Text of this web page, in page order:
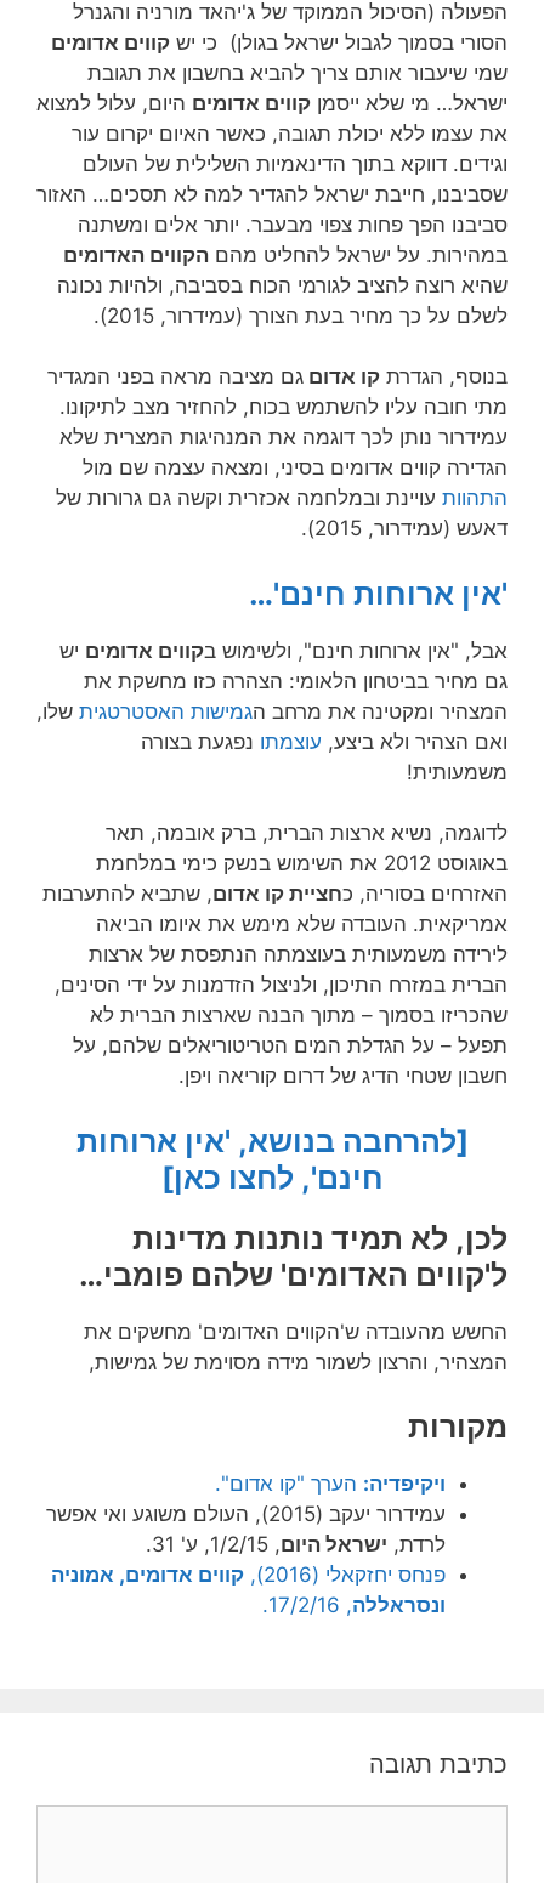
הפעולה (הסיכול הממוקד של ג'יהאד מורניה והגנרל
הסורי בסמוך לגבול ישראל בגולן) כי יש קווים אדומים
שמי שיעבור אותם צריך להביא בחשבון את תגובת
ישראל… מי שלא ייסמן קווים אדומים היום, עלול למצוא
את עצמו ללא יכולת תגובה, כאשר האיום יקרום עור
וגידים. דווקא בתוך הדינאמיות השלילית של העולם
שסביבנו, חייבת ישראל להגדיר למה לא תסכים… האזור
סביבנו הפך פחות צפוי מבעבר. יותר אלים ומשתנה
במהירות. על ישראל להחליט מהם הקווים האדומים
שהיא רוצה להציב לגורמי הכוח בסביבה, ולהיות נכונה
לשלם על כך מחיר בעת הצורך (עמידרור, 2015).
בנוסף, הגדרת קו אדום גם מציבה מראה בפני המגדיר
מתי חובה עליו להשתמש בכוח, להחזיר מצב לתיקונו.
עמידרור נותן לכך דוגמה את המנהיגות המצרית שלא
הגדירה קווים אדומים בסיני, ומצאה עצמה שם מול
התהוות עויינת ובמלחמה אכזרית וקשה גם גרורות של
דאעש (עמידרור, 2015).
'אין ארוחות חינם'…
אבל, "אין ארוחות חינם", ולשימוש בקווים אדומים יש
גם מחיר בביטחון הלאומי: הצהרה כזו מחשקת את
המצהיר ומקטינה את מרחב הגמישות האסטרטגית שלו,
ואם הצהיר ולא ביצע, עוצמתו נפגעת בצורה
משמעותית!
לדוגמה, נשיא ארצות הברית, ברק אובמה, תאר
באוגוסט 2012 את השימוש בנשק כימי במלחמת
האזרחים בסוריה, כחציית קו אדום, שתביא להתערבות
אמריקאית. העובדה שלא מימש את איומו הביאה
לירידה משמעותית בעוצמתה הנתפסת של ארצות
הברית במזרח התיכון, ולניצול הזדמנות על ידי הסינים,
שהכריזו בסמוך – מתוך הבנה שארצות הברית לא
תפעל – על הגדלת המים הטריטוריאלים שלהם, על
חשבון שטחי הדיג של דרום קוריאה ויפן.
[להרחבה בנושא, 'אין ארוחות
חינם', לחצו כאן]
לכן, לא תמיד נותנות מדינות
ל'קווים האדומים' שלהם פומבי…
החשש מהעובדה ש'הקווים האדומים' מחשקים את
המצהיר, והרצון לשמור מידה מסוימת של גמישות,
מקורות
ויקיפדיה: הערך "קו אדום".
עמידרור יעקב (2015), העולם משוגע ואי אפשר
לרדת, ישראל היום, 1/2/15, ע' 31.
פנחס יחזקאלי (2016),
קווים אדומים, אמוניה
ונסראללה, 17/2/16.
כתיבת תגובה